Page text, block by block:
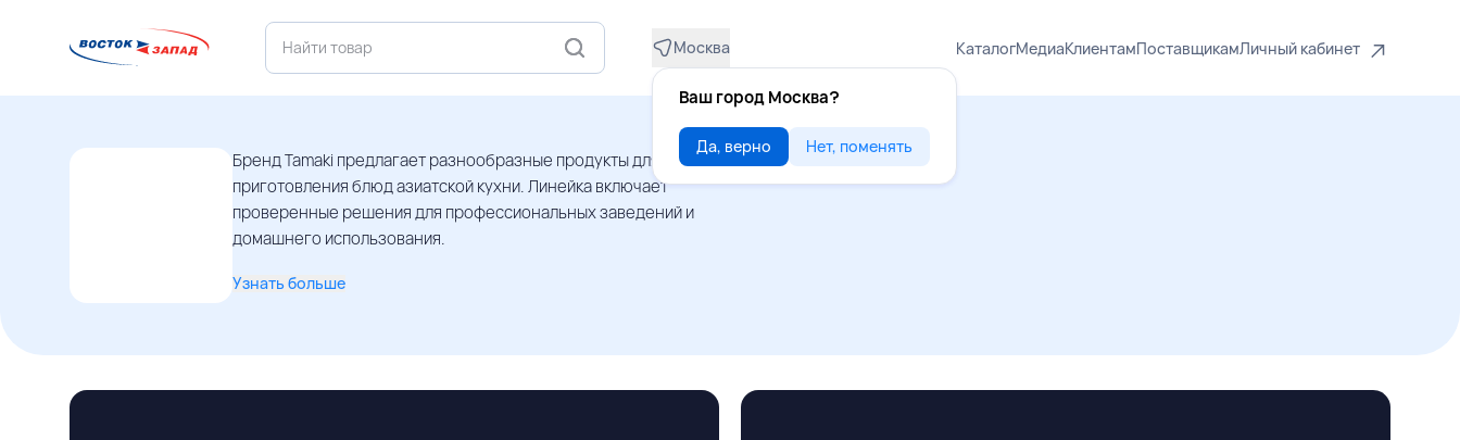
Москва
Ваш город Москва?
Да, верно Нет, поменять
КаталогМедиаКлиентамПоставщикамЛичный кабинет
Бренд Tamaki предлагает разнообразные продукты для
приготовления блюд азиатской кухни. Линейка включает
проверенные решения для профессиональных заведений и
домашнего использования.
Узнать больше